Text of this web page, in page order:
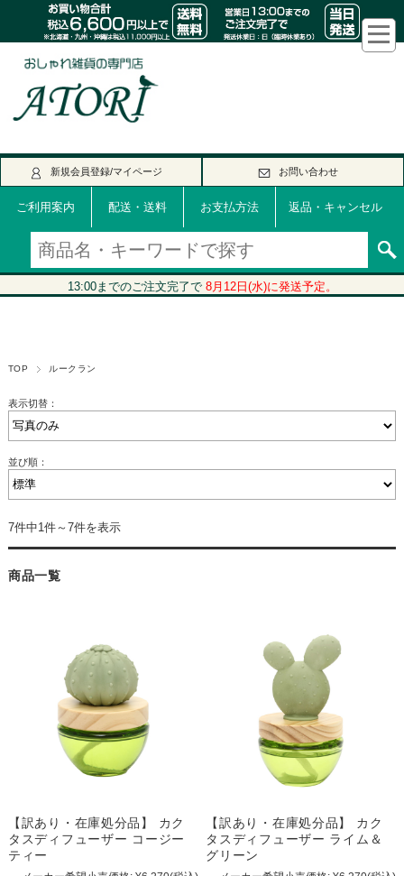
新規会員登録/マイページ お問い合わせ
ご利用案内 配送・送料 お支払方法 返品・キャンセル
TOP ルークラン
表示切替：
並び順：
7件中1件～7件を表示
商品一覧
【訳あり・在庫処分品】 カク
タスディフューザー コージー
ティー
【訳あり・在庫処分品】 カク
タスディフューザー ライム＆
グリーン